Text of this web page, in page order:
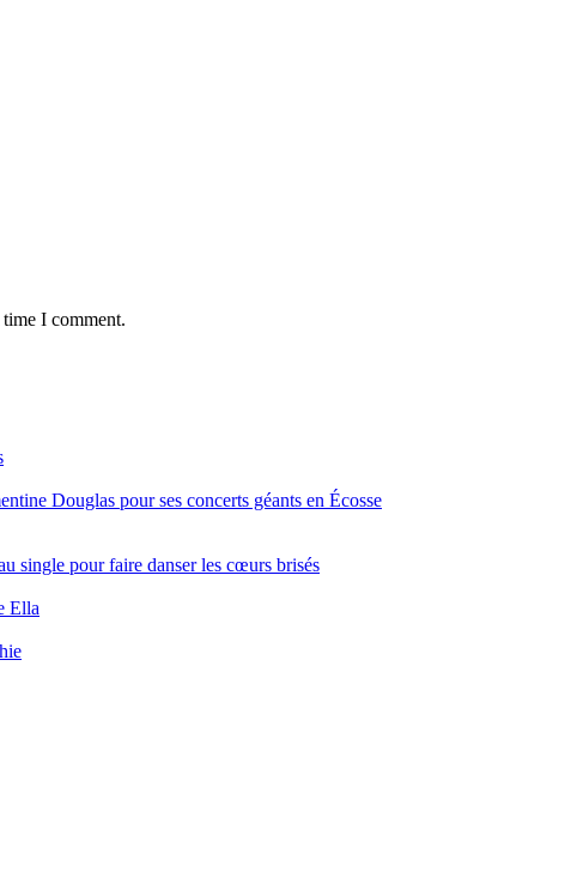
I comment.
Douglas pour ses concerts géants en Écosse
single pour faire danser les cœurs brisés
Ella